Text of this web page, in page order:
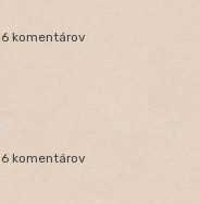
6 komentárov
6 komentárov